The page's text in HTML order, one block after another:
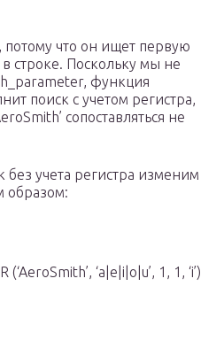
потому что он ищет первую
строке. Поскольку мы не
функция
поиск с учетом регистра,
сопоставляться не
учета регистра изменим
образом:
(‘AeroSmith’, ‘a|e|i|o|u’, 1, 1, ‘i’)